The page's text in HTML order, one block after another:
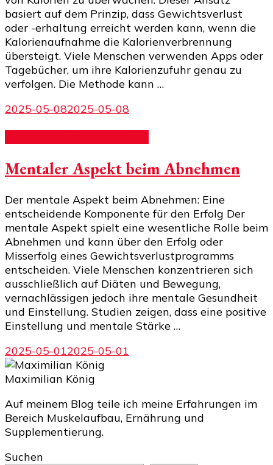
basiert auf dem Prinzip, dass Gewichtsverlust
oder -erhaltung erreicht werden kann, wenn die
Kalorienaufnahme die Kalorienverbrennung
übersteigt. Viele Menschen verwenden Apps oder
Tagebücher, um ihre Kalorienzufuhr genau zu
verfolgen. Die Methode kann …
2025-05-082025-05-08
Mentaler Aspekt beim Abnehmen
Der mentale Aspekt beim Abnehmen: Eine
entscheidende Komponente für den Erfolg Der
mentale Aspekt spielt eine wesentliche Rolle beim
Abnehmen und kann über den Erfolg oder
Misserfolg eines Gewichtsverlustprogramms
entscheiden. Viele Menschen konzentrieren sich
ausschließlich auf Diäten und Bewegung,
vernachlässigen jedoch ihre mentale Gesundheit
und Einstellung. Studien zeigen, dass eine positive
Einstellung und mentale Stärke …
2025-05-012025-05-01
Maximilian König
Auf meinem Blog teile ich meine Erfahrungen im
Bereich Muskelaufbau, Ernährung und
Supplementierung.
Suchen